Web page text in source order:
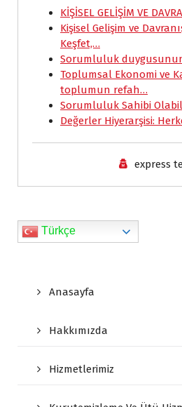
e
b
o
o
k
t
s
A
p
p
i
l
k
e
d
I
KİŞİSEL GELİŞİM VE
Kişisel Gelişim ve
Keşfet,…
Sorumluluk
Toplumsal Ekonomi ve
toplumun refah…
Sorumluluk Sahibi
Değerler Hiyerarşisi:
express
Türkçe
Anasayfa
Hakkımızda
Hizmetlerimiz